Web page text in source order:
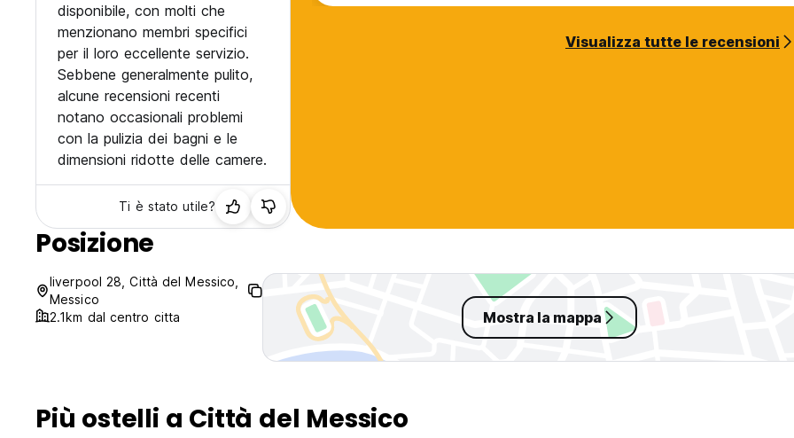
disponibile, con molti che
menzionano membri specifici
per il loro eccellente servizio.
Sebbene generalmente pulito,
alcune recensioni recenti
notano occasionali problemi
con la pulizia dei bagni e le
dimensioni ridotte delle camere.
Ti è stato utile?
Visualizza tutte le recensioni
Posizione
liverpool 28, Città del Messico,
Messico
2.1km dal centro citta
Mostra la mappa
Più ostelli a Città del Messico